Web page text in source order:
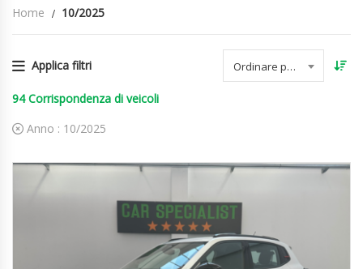
Home 10/2025
Applica filtri Ordinare per data
94 Corrispondenza di veicoli
Anno : 10/2025